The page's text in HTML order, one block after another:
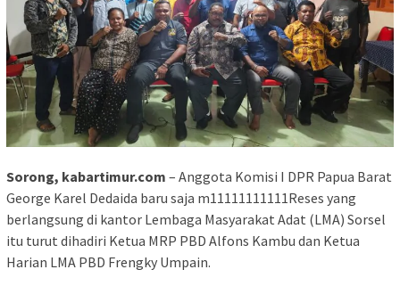
Sorong, kabartimur.com – Anggota Komisi I DPR Papua Barat
George Karel Dedaida baru saja m11111111111Reses yang
berlangsung di kantor Lembaga Masyarakat Adat (LMA) Sorsel
itu turut dihadiri Ketua MRP PBD Alfons Kambu dan Ketua
Harian LMA PBD Frengky Umpain.